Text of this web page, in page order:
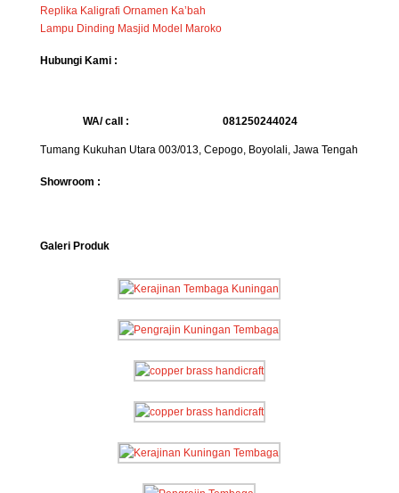
Replika Kaligrafi Ornamen Ka’bah
Lampu Dinding Masjid Model Maroko
Hubungi Kami :
WA/ call : 081250244024
Tumang Kukuhan Utara 003/013, Cepogo, Boyolali, Jawa Tengah
Showroom :
Galeri Produk